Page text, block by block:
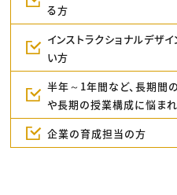
る方
インストラクショナルデザ
い方
半年～1年間など、長期間
や長期の授業構成に悩ま
企業の育成担当の方